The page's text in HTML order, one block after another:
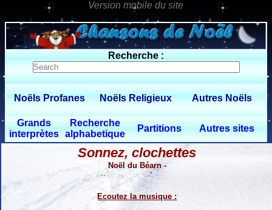
0 $limitbot 1 $limittot 2
Recherche :
Noëls Profanes Noëls Religieux Autres Noëls
Grands
interprètes
Recherche
alphabetique
Partitions Autres sites
Sonnez, clochettes
Noël du Béarn -
Ecoutez la musique :